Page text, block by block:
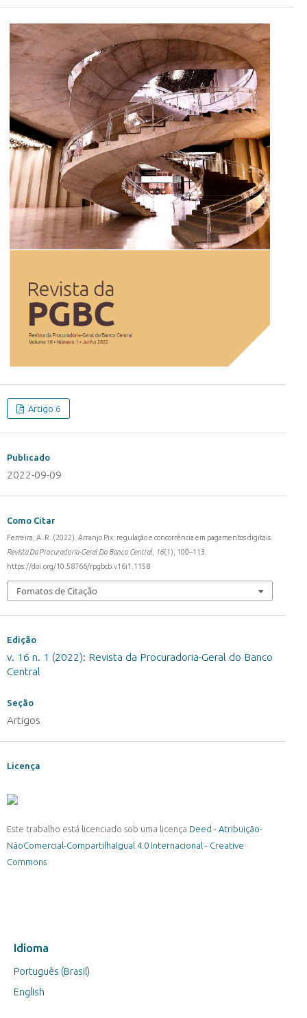
Artigo 6
Publicado
2022-09-09
Como Citar
Ferreira, A. R. (2022). Arranjo Pix: regulação e concorrência em pagamentos digitais.
Revista Da Procuradoria-Geral Do Banco Central, 16(1), 100–113.
https://doi.org/10.58766/rpgbcb.v16i1.1158
Fomatos de Citação
Edição
v. 16 n. 1 (2022): Revista da Procuradoria-Geral do Banco
Central
Seção
Artigos
Licença
Este trabalho está licenciado sob uma licença Deed - Atribuição-
NãoComercial-CompartilhaIgual 4.0 Internacional - Creative
Commons
Idioma
Português (Brasil)
English